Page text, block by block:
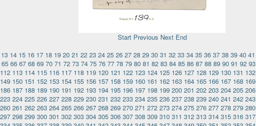
Start Previous Next End
13 14 15 16 17 18 19 20 21 22 23 24 25 26 27 28 29 30 31 32 33 34 35 36 37 38 39 40 41
65 66 67 68 69 70 71 72 73 74 75 76 77 78 79 80 81 82 83 84 85 86 87 88 89 90 91 92 93
112 113 114 115 116 117 118 119 120 121 122 123 124 125 126 127 128 129 130 131 132
149 150 151 152 153 154 155 156 157 158 159 160 161 162 163 164 165 166 167 168 169
186 187 188 189 190 191 192 193 194 195 196 197 198 199 200 201 202 203 204 205 206
223 224 225 226 227 228 229 230 231 232 233 234 235 236 237 238 239 240 241 242 243
260 261 262 263 264 265 266 267 268 269 270 271 272 273 274 275 276 277 278 279 280
297 298 299 300 301 302 303 304 305 306 307 308 309 310 311 312 313 314 315 316 317